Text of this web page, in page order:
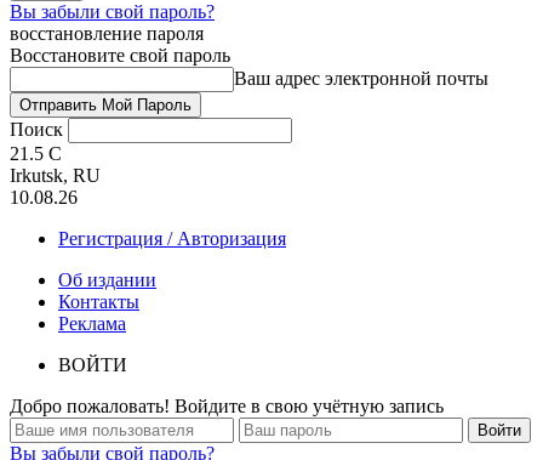
Вы забыли свой пароль?
восстановление пароля
Восстановите свой пароль
Ваш адрес электронной почты
Поиск
21.5 C
Irkutsk, RU
10.08.26
Регистрация / Авторизация
Об издании
Контакты
Реклама
ВОЙТИ
Добро пожаловать! Войдите в свою учётную запись
Вы забыли свой пароль?